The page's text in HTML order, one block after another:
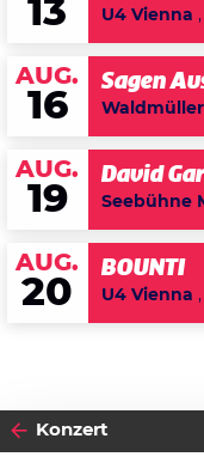
13 U4 Vienna
AUG.
16
Sagen
AUG.
19
David
Seebühne
AUG.
20
BOUNTI
U4 Vienna
Konzert